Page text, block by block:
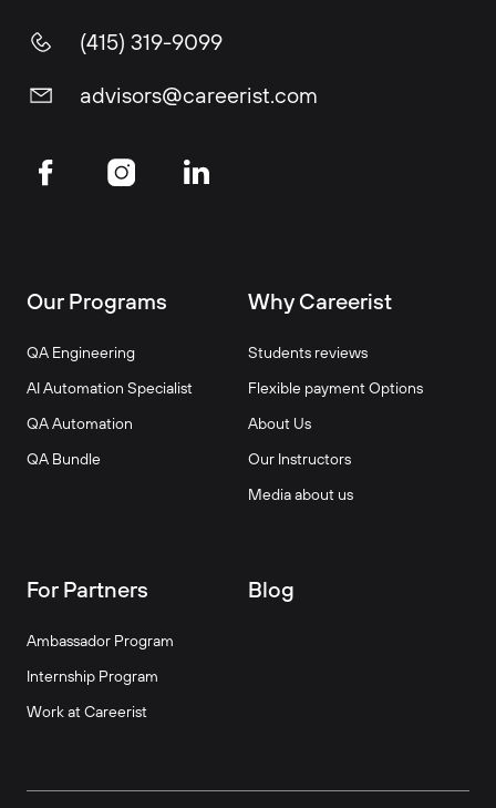
(415) 319-9099
advisors@careerist.com
Our Programs
QA Engineering
AI Automation Specialist
QA Automation
QA Bundle
Why Careerist
Students reviews
Flexible payment Options
About Us
Our Instructors
Media about us
For Partners
Ambassador Program
Internship Program
Work at Careerist
Blog